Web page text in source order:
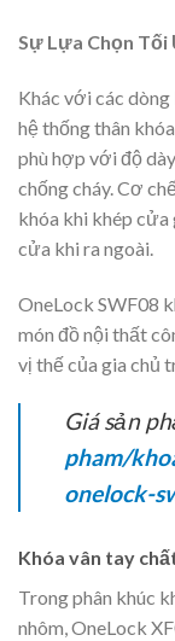
Sự Lựa Chọn Tối
Khác với các
hệ thống thân
phù hợp với độ
chống cháy. Cơ
khóa khi khép cửa
cửa khi ra ngoài.
OneLock SWF08
món đồ nội thất
vị thế của gia chủ
Giá sản
pham/
onelock-
Khóa vân tay
Trong phân khúc
nhôm, OneLock